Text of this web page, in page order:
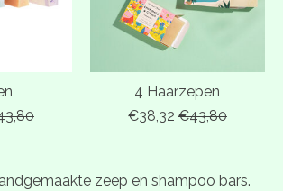
4 Haarzepen
€38,32 €43,80
zeep en shampoo bars.